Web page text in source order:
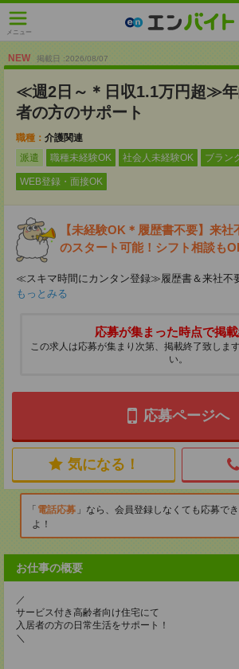
メニュー
NEW 掲載日 :2026/08/07
≪週2日～＊日収1.1万円超≫
者の方のサポート
職種： 介護関連
派遣
職種未経験OK 社会人未経験OK ブラン
WEB登録・面接OK
【未経験OK＊履歴書不要】来
のスタート可能！シフト相談も
≪スキマ時間にカンタン登録≫履歴書＆来社不
もっとみる
応募が集まった時点で掲
この求人は応募が集まり次第、掲載終了致しま
い。
応募ページへ
気になる！
電話応募
なら、会員登録しなくても応募で
よ！
お仕事の概要
／
サービス付き高齢者向け住宅にて
入居者の方の日常生活をサポート！
＼